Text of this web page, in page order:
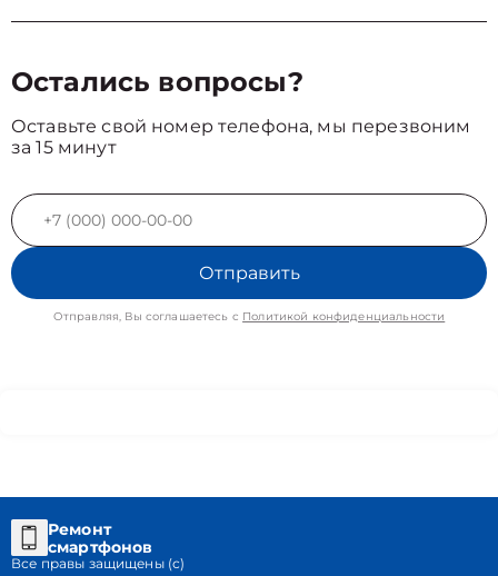
Остались вопросы?
Оставьте свой номер телефона, мы перезвоним
за 15 минут
Отправить
Отправляя, Вы соглашаетесь с Политикой конфиденциальности
Ремонт
смартфонов
Все правы защищены (с)